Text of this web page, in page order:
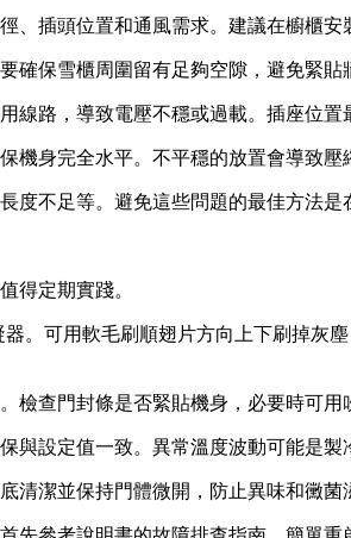
插頭位置和通風需求。建議在櫥櫃
保雪櫃周圍留有足夠空隙，避免緊貼
路，導致電壓不穩或過載。插座位置
身完全水平。不平穩的放置會導致壓
不足等。避免這些問題的最佳方法是
得定期實踐。
。可用軟毛刷順翅片方向上下刷掉灰
查門封條是否緊貼機身，必要時可用
設定值一致。異常溫度波動可能是製
清潔並保持門體微開，防止異味和黴菌